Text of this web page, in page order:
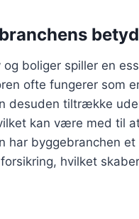
boliger spiller en
ofte fungerer som
desuden tiltrække
kan være med til
har byggebranchen
hvilket